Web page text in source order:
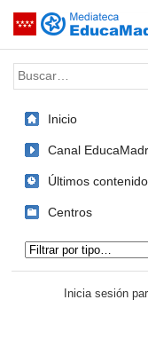
Saltar navegación
Palabra o frase:
Inicio
Canal
Últimos
Centros
Inicia sesión